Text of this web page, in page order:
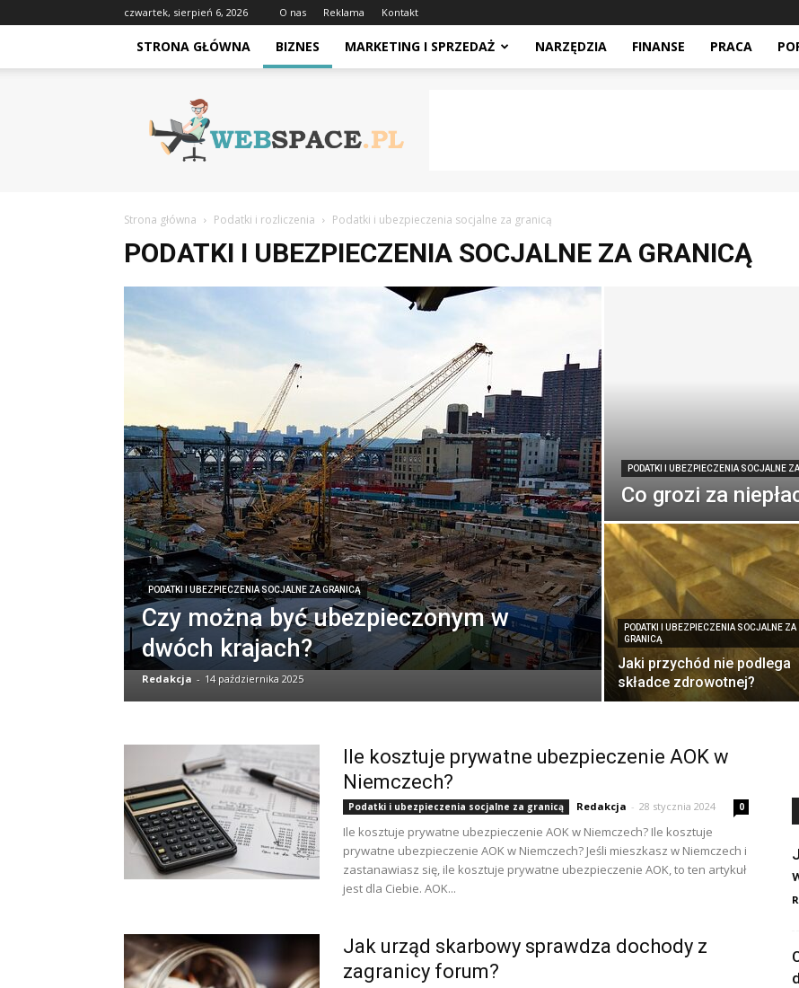
czwartek, sierpień 6, 2026 O nas Reklama Kontakt
STRONA GŁÓWNA BIZNES MARKETING I SPRZEDAŻ NARZĘDZIA FINANSE PRACA
Webspace.pl
Strona główna Podatki i rozliczenia Podatki i ubezpieczenia socjalne za granicą
PODATKI I UBEZPIECZENIA SOCJALNE ZA GRANICĄ
PODATKI I UBEZPIECZENIA SOCJALNE ZA GRANICĄ
Czy można być ubezpieczonym w
dwóch krajach?
Redakcja - 14 października 2025
PODATKI I UBEZPIECZENIA SOCJALNE
Co grozi za
PODATKI I UBEZPIECZENIA SOCJALNE ZA
GRANICĄ
Jaki przychód nie podlega
składce zdrowotnej?
Ile kosztuje prywatne ubezpieczenie AOK w
Niemczech?
Podatki i ubezpieczenia socjalne za granicą Redakcja - 28 stycznia 2024 0
Ile kosztuje prywatne ubezpieczenie AOK w Niemczech? Ile kosztuje
prywatne ubezpieczenie AOK w Niemczech? Jeśli mieszkasz w Niemczech i
zastanawiasz się, ile kosztuje prywatne ubezpieczenie AOK, to ten artykuł
jest dla Ciebie. AOK...
Jak urząd skarbowy sprawdza dochody z
zagranicy forum?